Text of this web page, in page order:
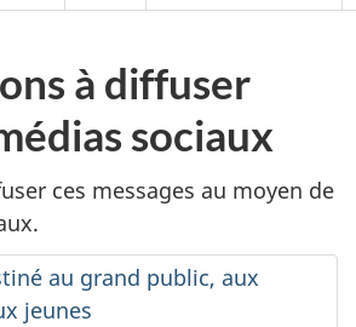
à diffuser
sociaux
ces messages au moyen de
au grand public, aux
jeunes